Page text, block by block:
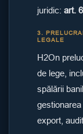
juridic: art.
3.
LEGALE
H2On
de lege,
spălării
export,